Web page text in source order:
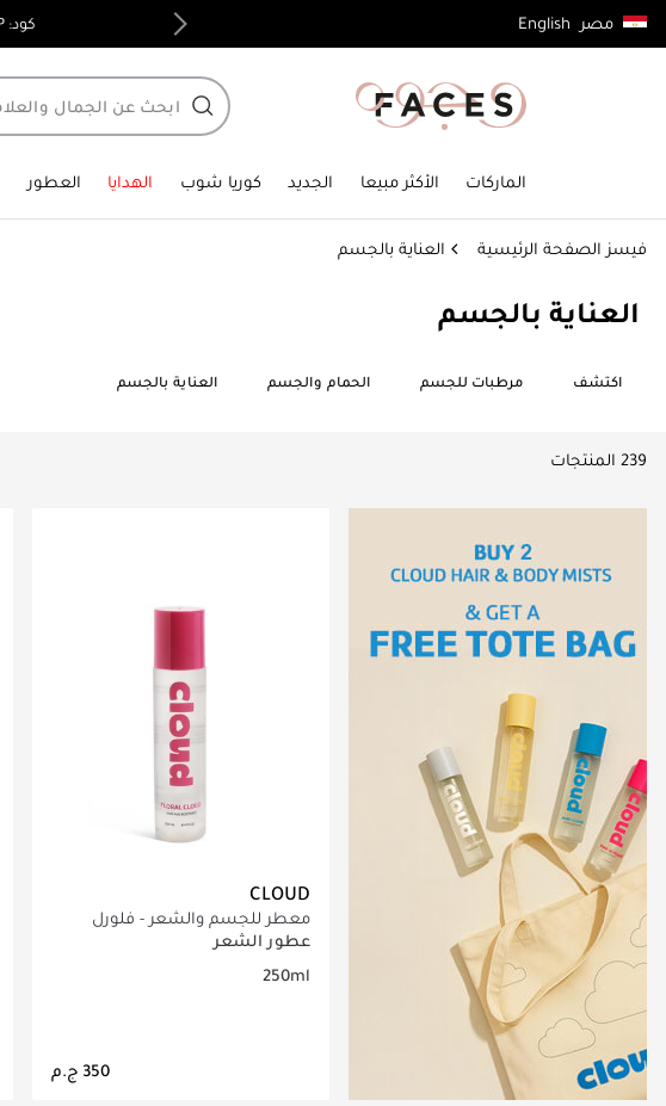
مصر English كود: APP لخصم 15٪, الحد الأدنى للتسوق 5,000 جنيه توصيل مجاني لجميع الطلبات فوق 4,000ج.م
الماركات الأكثر مبيعا الجديد كوريا شوب الهدايا العطور
فيسز الصفحة الرئيسية العناية بالجسم
العناية بالجسم
اكتشف مرطبات للجسم الحمام والجسم العناية بالجسم
239 المنتجات
CLOUD
معطر للجسم والشعر - فلورل
كلاود
عطور الشعر
250ml
⁦350⁩ ج.م